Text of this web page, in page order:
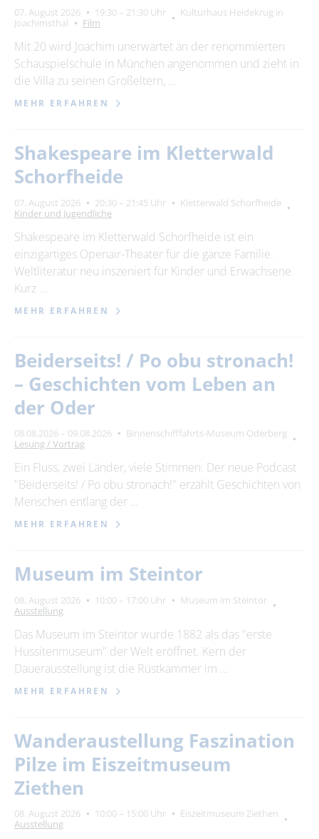
07. August 2026 19:30 – 21:30 Uhr
Kulturhaus Heidekrug in
Joachimsthal
Film
Mit 20 wird Joachim unerwartet an der renommierten
Schauspielschule in München angenommen und zieht in
die Villa zu seinen Großeltern, …
MEHR ERFAHREN
Shakespeare im Kletterwald
Schorfheide
07. August 2026 20:30 – 21:45 Uhr
Kletterwald Schorfheide
Kinder und Jugendliche
Shakespeare im Kletterwald Schorfheide ist ein
einzigartiges Openair-Theater für die ganze Familie.
Weltliteratur neu inszeniert für Kinder und Erwachsene.
Kurz …
MEHR ERFAHREN
Beiderseits! / Po obu stronach!
– Geschichten vom Leben an
der Oder
08.08.2026 – 09.08.2026
Binnenschifffahrts-Museum Oderberg
Lesung / Vortrag
Ein Fluss, zwei Länder, viele Stimmen: Der neue Podcast
"Beiderseits! / Po obu stronach!" erzählt Geschichten von
Menschen entlang der …
MEHR ERFAHREN
Museum im Steintor
08. August 2026 10:00 – 17:00 Uhr
Museum im Steintor
Ausstellung
Das Museum im Steintor wurde 1882 als das "erste
Hussitenmuseum" der Welt eröffnet. Kern der
Dauerausstellung ist die Rüstkammer im …
MEHR ERFAHREN
Wanderaustellung Faszination
Pilze im Eiszeitmuseum
Ziethen
08. August 2026 10:00 – 15:00 Uhr
Eiszeitmuseum Ziethen
Ausstellung